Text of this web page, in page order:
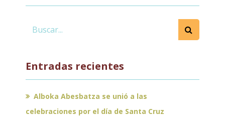
Entradas recientes
Alboka Abesbatza se unió a las
celebraciones por el día de Santa Cruz